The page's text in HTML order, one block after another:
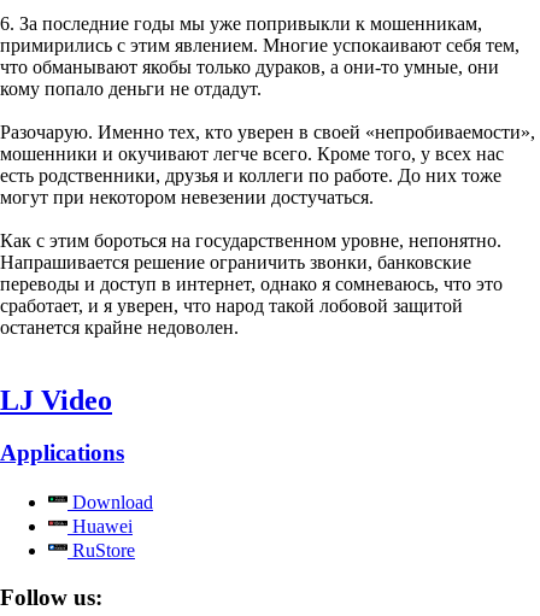
6. За последние годы мы уже попривыкли к мошенникам,
примирились с этим явлением. Многие успокаивают себя тем,
что обманывают якобы только дураков, а они-то умные, они
кому попало деньги не отдадут.
Разочарую. Именно тех, кто уверен в своей «непробиваемости»,
мошенники и окучивают легче всего. Кроме того, у всех нас
есть родственники, друзья и коллеги по работе. До них тоже
могут при некотором невезении достучаться.
Как с этим бороться на государственном уровне, непонятно.
Напрашивается решение ограничить звонки, банковские
переводы и доступ в интернет, однако я сомневаюсь, что это
сработает, и я уверен, что народ такой лобовой защитой
останется крайне недоволен.
LJ Video
Applications
Download
Huawei
RuStore
Follow us: